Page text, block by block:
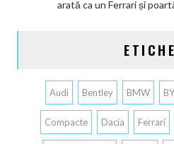
arată ca un Ferrari și
Audi Bentley BMW
Compacte Dacia Ferrari